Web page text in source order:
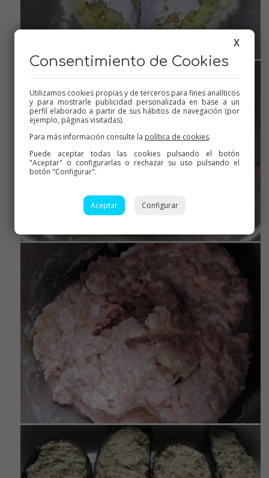
X
Consentimiento de Cookies
Utilizamos cookies propias y de terceros para fines analíticos
y para mostrarle publicidad personalizada en base a un
perfil elaborado a partir de sus hábitos de navegación (por
ejemplo, páginas visitadas).
Para más información consulte la política de cookies.
Puede aceptar todas las cookies pulsando el botón
"Aceptar" o configurarlas o rechazar su uso pulsando el
botón "Configurar".
Aceptar Configurar